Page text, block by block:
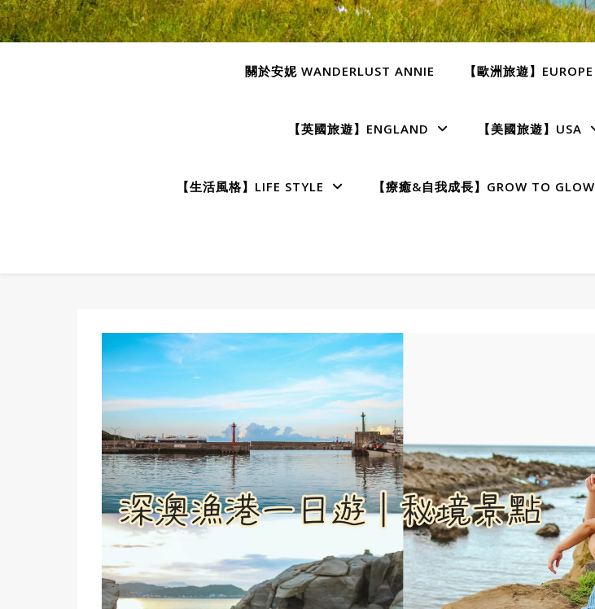
關於安妮 WANDERLUST ANNIE 【歐洲旅遊】EUROPE
【英國旅遊】ENGLAND 【美國旅遊】USA
【生活風格】LIFE STYLE 【療癒&自我成長】GROW TO GLOW